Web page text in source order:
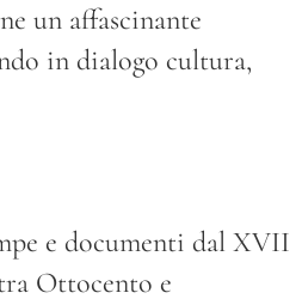
un affascinante
in dialogo cultura,
e documenti dal XVII
Ottocento e